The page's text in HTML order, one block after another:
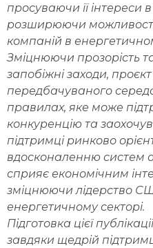
просуваючи її інтереси
розширюючи
компаній в
Зміцнюючи прозорість
запобіжні заходи,
передбачуваного
правилах, яке може
конкуренцію та
підтримці ринково
вдосконаленню систем
сприяє економічним
зміцнюючи лідерство
енергетичному секторі.
Підготовка цієї
завдяки щедрій